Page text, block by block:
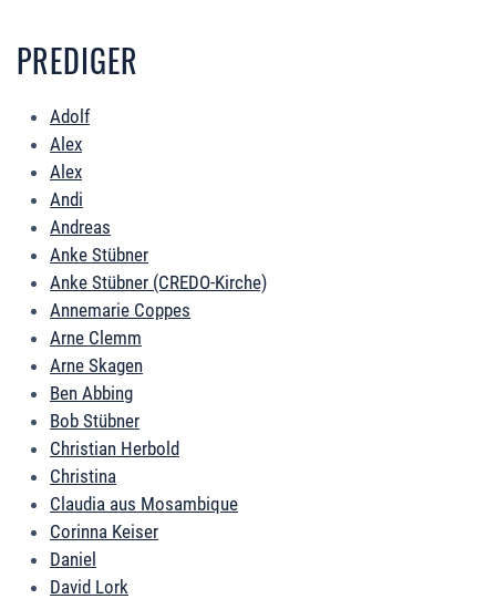
PREDIGER
Adolf
Alex
Alex
Andi
Andreas
Anke Stübner
Anke Stübner (CREDO-Kirche)
Annemarie Coppes
Arne Clemm
Arne Skagen
Ben Abbing
Bob Stübner
Christian Herbold
Christina
Claudia aus Mosambique
Corinna Keiser
Daniel
David Lork